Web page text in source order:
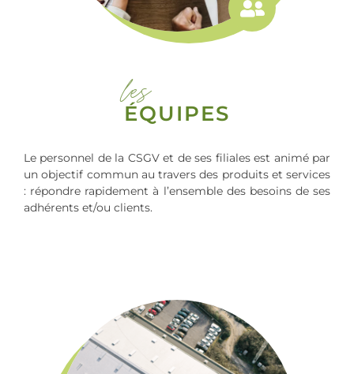
les
ÉQUIPES
Le personnel de la CSGV et de ses filiales est animé par
un objectif commun au travers des produits et services
: répondre rapidement à l’ensemble des besoins de ses
adhérents et/ou clients.